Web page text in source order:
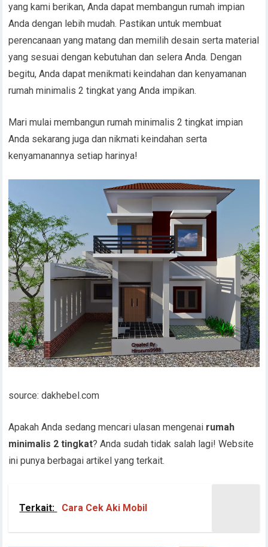
yang kami berikan, Anda dapat membangun rumah impian
Anda dengan lebih mudah. Pastikan untuk membuat
perencanaan yang matang dan memilih desain serta material
yang sesuai dengan kebutuhan dan selera Anda. Dengan
begitu, Anda dapat menikmati keindahan dan kenyamanan
rumah minimalis 2 tingkat yang Anda impikan.
Mari mulai membangun rumah minimalis 2 tingkat impian
Anda sekarang juga dan nikmati keindahan serta
kenyamanannya setiap harinya!
source: dakhebel.com
Apakah Anda sedang mencari ulasan mengenai rumah
minimalis 2 tingkat? Anda sudah tidak salah lagi! Website
ini punya berbagai artikel yang terkait.
Terkait: Cara Cek Aki Mobil